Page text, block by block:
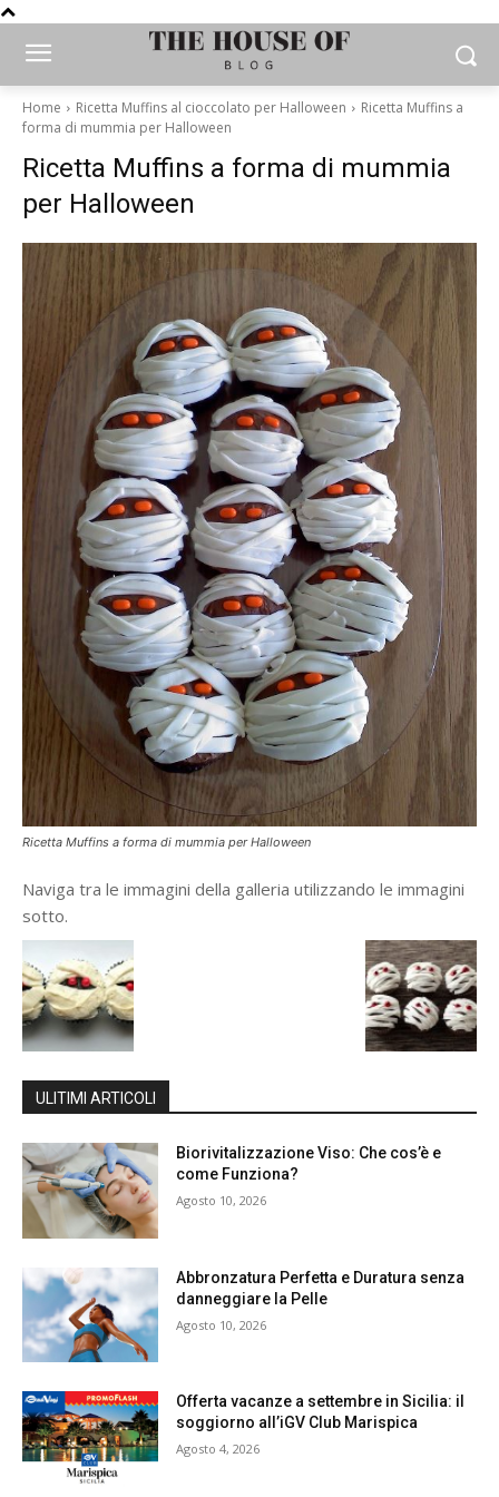
Home Ricetta Muffins al cioccolato per Halloween
Ricetta Muffins a
forma di mummia per Halloween
Ricetta Muffins a forma di mummia
per Halloween
Ricetta Muffins a forma di mummia per Halloween
Naviga tra le immagini della galleria utilizzando le immagini
sotto.
ULITIMI ARTICOLI
Biorivitalizzazione Viso: Che cos’è e
come Funziona?
Agosto 10, 2026
Abbronzatura Perfetta e Duratura senza
danneggiare la Pelle
Agosto 10, 2026
Offerta vacanze a settembre in Sicilia: il
soggiorno all’iGV Club Marispica
Agosto 4, 2026